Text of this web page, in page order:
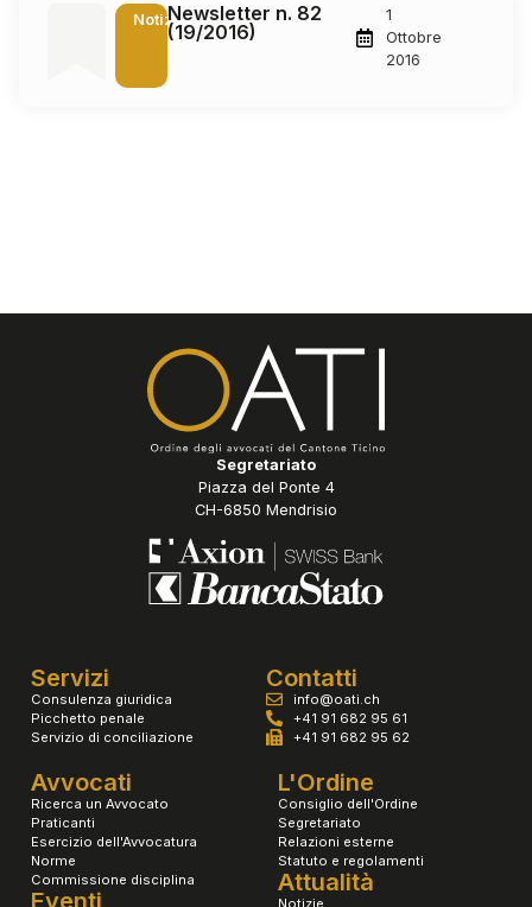
NotizieNewsletter n. 82
(19/2016)
1
Ottobre
2016
L'Ordine
Consiglio dell'Ordine
Segretariato
Relazioni esterne
Statuto e regolamenti
Attualità
Avvocati
Ricerca un Avvocato
Praticanti
Esercizio dell'Avvocatura
Norme
Commissione disciplina
Servizi
Consulenza giuridica
Picchetto penale
Servizio di conciliazione
Contatti
info@oati.ch
+41 91 682 95 61
+41 91 682 95 62
Segretariato
Piazza del Ponte 4
CH-6850 Mendrisio